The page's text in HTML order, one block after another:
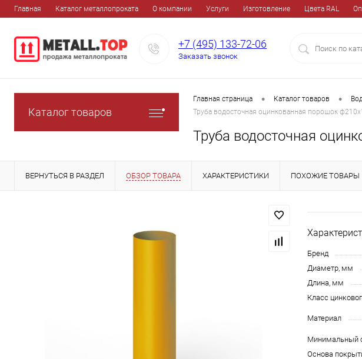
Главная Каталог металлопроката О компании Услуги Изготовление Цвета RAL
+7 (495) 133-72-06
Заказать звонок
Каталог товаров
Главная страница • Каталог товаров •
Труба водосточная оцинкованная порошок
Труба водосточная
ВЕРНУТЬСЯ В РАЗДЕЛ ОБЗОР ТОВАРА ХАРАКТЕРИСТИКИ ПОХОЖИЕ ТОВАРЫ
Бренд
Диаметр, мм
Длина, мм
Класс
Материал
Минимальный
Основа